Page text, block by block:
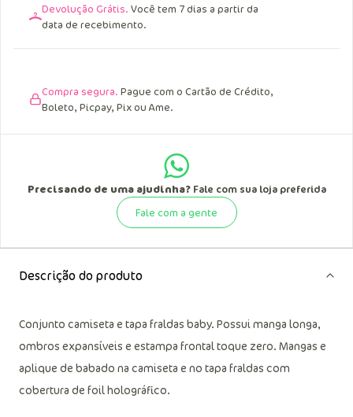
Devolução Grátis. Você tem 7 dias a partir da
data de recebimento.
Compra segura. Pague com o Cartão de Crédito,
Boleto, Picpay, Pix ou Ame.
Precisando de uma ajudinha?Fale com sua loja preferida
Fale com a gente
Descrição do produto
Conjunto camiseta e tapa fraldas baby. Possui manga longa,
ombros expansíveis e estampa frontal toque zero. Mangas e
aplique de babado na camiseta e no tapa fraldas com
cobertura de foil holográfico.